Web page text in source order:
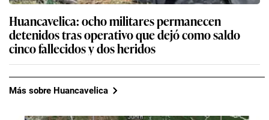
Huancavelica: ocho militares permanecen
detenidos tras operativo que dejó como saldo
cinco fallecidos y dos heridos
Más sobre Huancavelica